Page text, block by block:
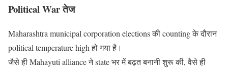
Political War तेज
Maharashtra municipal corporation elections की counting के दौरान
political temperature high हो गया है।
जैसे ही Mahayuti alliance ने state भर में बढ़त बनानी शुरू की, वैसे ही